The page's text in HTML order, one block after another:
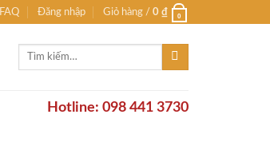
FAQ Đăng nhập Giỏ hàng / 0 ₫ 0
Tìm
Hotline: 098 441 3730